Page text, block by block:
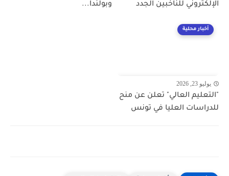
الإلكتروني للناخبين الجدد
وبولندا...
أخبار محلية
يوليو 23, 2026
"التعليم العالي" تعلن عن منح
للدراسات العليا في تونس